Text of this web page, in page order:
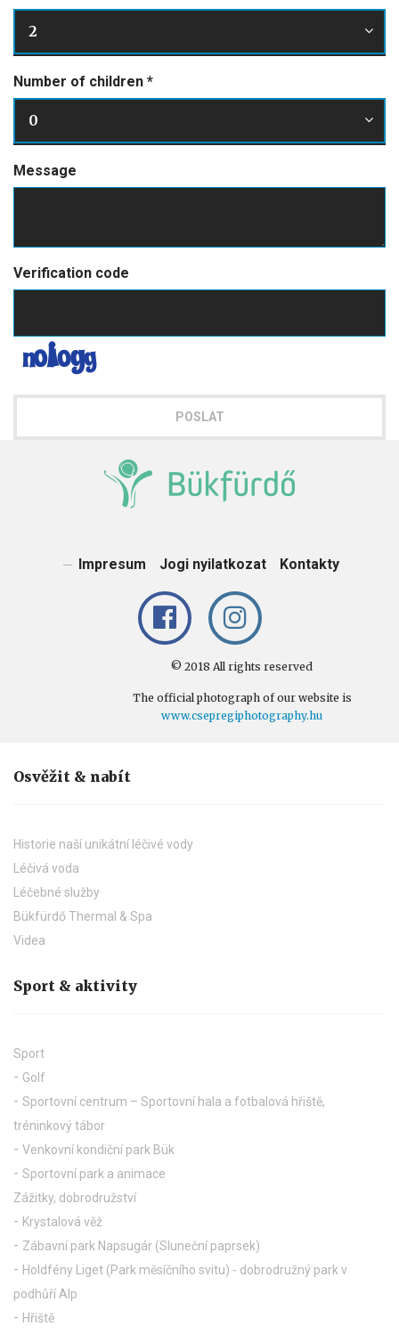
2
Number of children *
0
Message
Verification code
POSLAT
Impresum Jogi nyilatkozat Kontakty
© 2018 All rights reserved
The official photograph of our website is
www.csepregiphotography.hu
Osvěžit & nabít
Historie naší unikátní léčivé vody
Léčivá voda
Léčebné služby
Bükfürdő Thermal & Spa
Videa
Sport & aktivity
Sport
Golf
Sportovní centrum – Sportovní hala a fotbalová hřiště,
tréninkový tábor
Venkovní kondiční park Bük
Sportovní park a animace
Zážitky, dobrodružství
Krystalová věž
Zábavní park Napsugár (Sluneční paprsek)
Holdfény Liget (Park měsíčního svitu) - dobrodružný park v
podhůří Alp
Hřiště